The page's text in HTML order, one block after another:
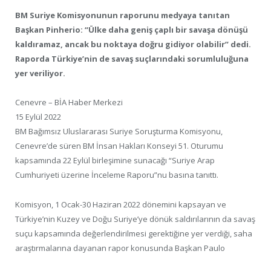
BM Suriye Komisyonunun raporunu medyaya tanıtan
Başkan Pinherio: “Ülke daha geniş çaplı bir savaşa dönüşü
kaldıramaz, ancak bu noktaya doğru gidiyor olabilir” dedi.
Raporda Türkiye’nin de savaş suçlarındaki sorumluluğuna
yer veriliyor.
Cenevre – BİA Haber Merkezi
15 Eylül 2022
BM Bağımsız Uluslararası Suriye Soruşturma Komisyonu,
Cenevre’de süren BM İnsan Hakları Konseyi 51. Oturumu
kapsamında 22 Eylül birleşimine sunacağı “Suriye Arap
Cumhuriyeti üzerine İnceleme Raporu”nu basına tanıttı.
Komisyon, 1 Ocak-30 Haziran 2022 dönemini kapsayan ve
Türkiye’nin Kuzey ve Doğu Suriye’ye dönük saldırılarının da savaş
suçu kapsamında değerlendirilmesi gerektiğine yer verdiği, saha
araştırmalarına dayanan rapor konusunda Başkan Paulo